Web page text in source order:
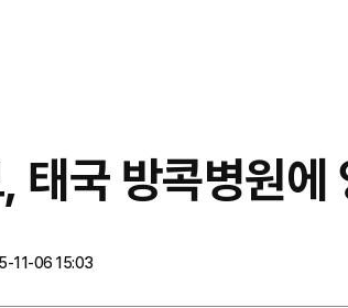
국 방콕병원에
11-06 15:03